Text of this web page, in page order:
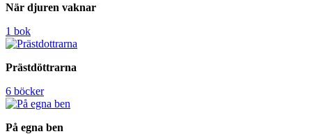
När djuren vaknar
1 bok
Prästdöttrarna
6 böcker
På egna ben